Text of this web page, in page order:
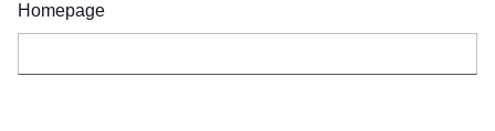
Homepage